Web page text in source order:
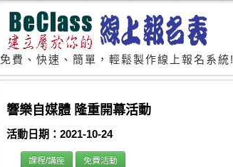
免費、快速、簡單，輕鬆製作線上報名系統!
響樂自媒體 隆重開幕活動
活動日期：2021-10-24
課程/講座 免費活動